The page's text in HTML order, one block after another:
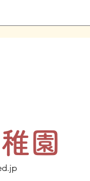
いて
の天使幼稚園卒園生
します。 たくさん
生が参加予定です✨
ます。水筒、上履
お持ちください。
稚園にお電話くださ
園